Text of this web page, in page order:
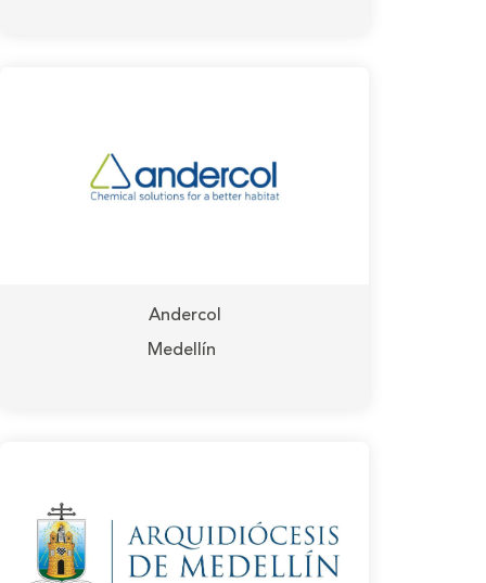
Andercol
Medellín